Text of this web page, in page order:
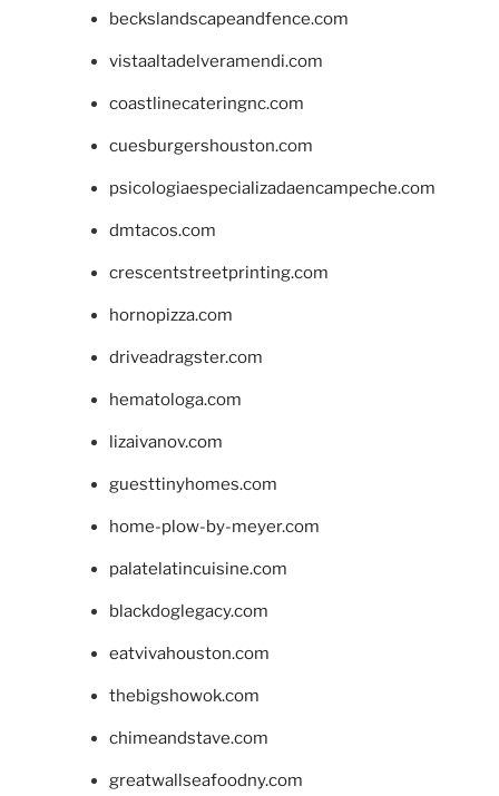
beckslandscapeandfence.com
vistaaltadelveramendi.com
coastlinecateringnc.com
cuesburgershouston.com
psicologiaespecializadaencampeche.com
dmtacos.com
crescentstreetprinting.com
hornopizza.com
driveadragster.com
hematologa.com
lizaivanov.com
guesttinyhomes.com
home-plow-by-meyer.com
palatelatincuisine.com
blackdoglegacy.com
eatvivahouston.com
thebigshowok.com
chimeandstave.com
greatwallseafoodny.com